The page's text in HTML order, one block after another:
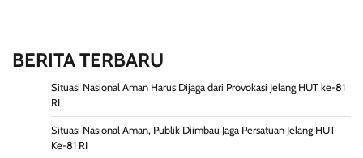
BERITA TERBARU
Situasi Nasional Aman Harus Dijaga dari Provokasi Jelang HUT ke-81
RI
Situasi Nasional Aman, Publik Diimbau Jaga Persatuan Jelang HUT
Ke-81 RI